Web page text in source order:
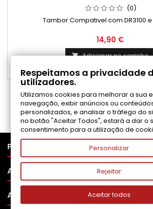
(0)
Tambor Compativel com DR3100 e
Preço
14,90 €
 Adicionar ao carrinho
Disponível
PRODUTOS
APOIO AO CLIENTE
A SUA CONTA
Respeitamos a privacidade
utilizadores.
Utilizamos cookies para melhorar a sua
navegação, exibir anúncios ou
personalizados, e analisar o tráfego do
no botão "Aceitar Todos", estará a dar o
consentimento para a utilização de
Personalizar
Rejeitar
Aceitar todos